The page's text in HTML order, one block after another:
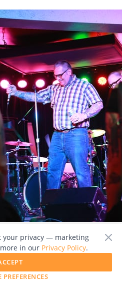
your privacy — marketing
in our Privacy Policy.